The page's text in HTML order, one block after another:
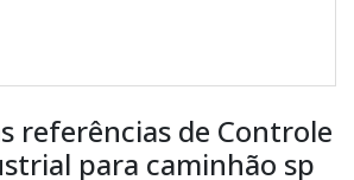
referências de Controle
para caminhão sp